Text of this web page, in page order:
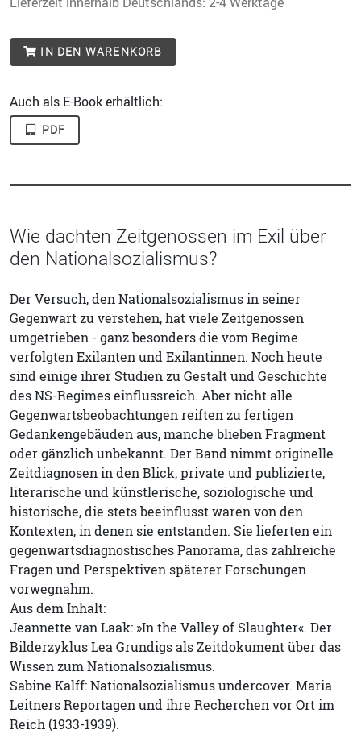
IN DEN WARENKORB
Auch als E-Book erhältlich:
PDF
Wie dachten Zeitgenossen im Exil über
den Nationalsozialismus?
Der Versuch, den Nationalsozialismus in seiner
Gegenwart zu verstehen, hat viele Zeitgenossen
umgetrieben - ganz besonders die vom Regime
verfolgten Exilanten und Exilantinnen. Noch heute
sind einige ihrer Studien zu Gestalt und Geschichte
des NS-Regimes einflussreich. Aber nicht alle
Gegenwartsbeobachtungen reiften zu fertigen
Gedankengebäuden aus, manche blieben Fragment
oder gänzlich unbekannt. Der Band nimmt originelle
Zeitdiagnosen in den Blick, private und publizierte,
literarische und künstlerische, soziologische und
historische, die stets beeinflusst waren von den
Kontexten, in denen sie entstanden. Sie lieferten ein
gegenwartsdiagnostisches Panorama, das zahlreiche
Fragen und Perspektiven späterer Forschungen
vorwegnahm.
Aus dem Inhalt:
Jeannette van Laak: »In the Valley of Slaughter«. Der
Bilderzyklus Lea Grundigs als Zeitdokument über das
Wissen zum Nationalsozialismus.
Sabine Kalff: Nationalsozialismus undercover. Maria
Leitners Reportagen und ihre Recherchen vor Ort im
Reich (1933-1939).